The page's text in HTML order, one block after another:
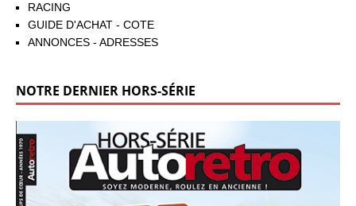
RACING
GUIDE D'ACHAT - COTE
ANNONCES - ADRESSES
NOTRE DERNIER HORS-SÉRIE